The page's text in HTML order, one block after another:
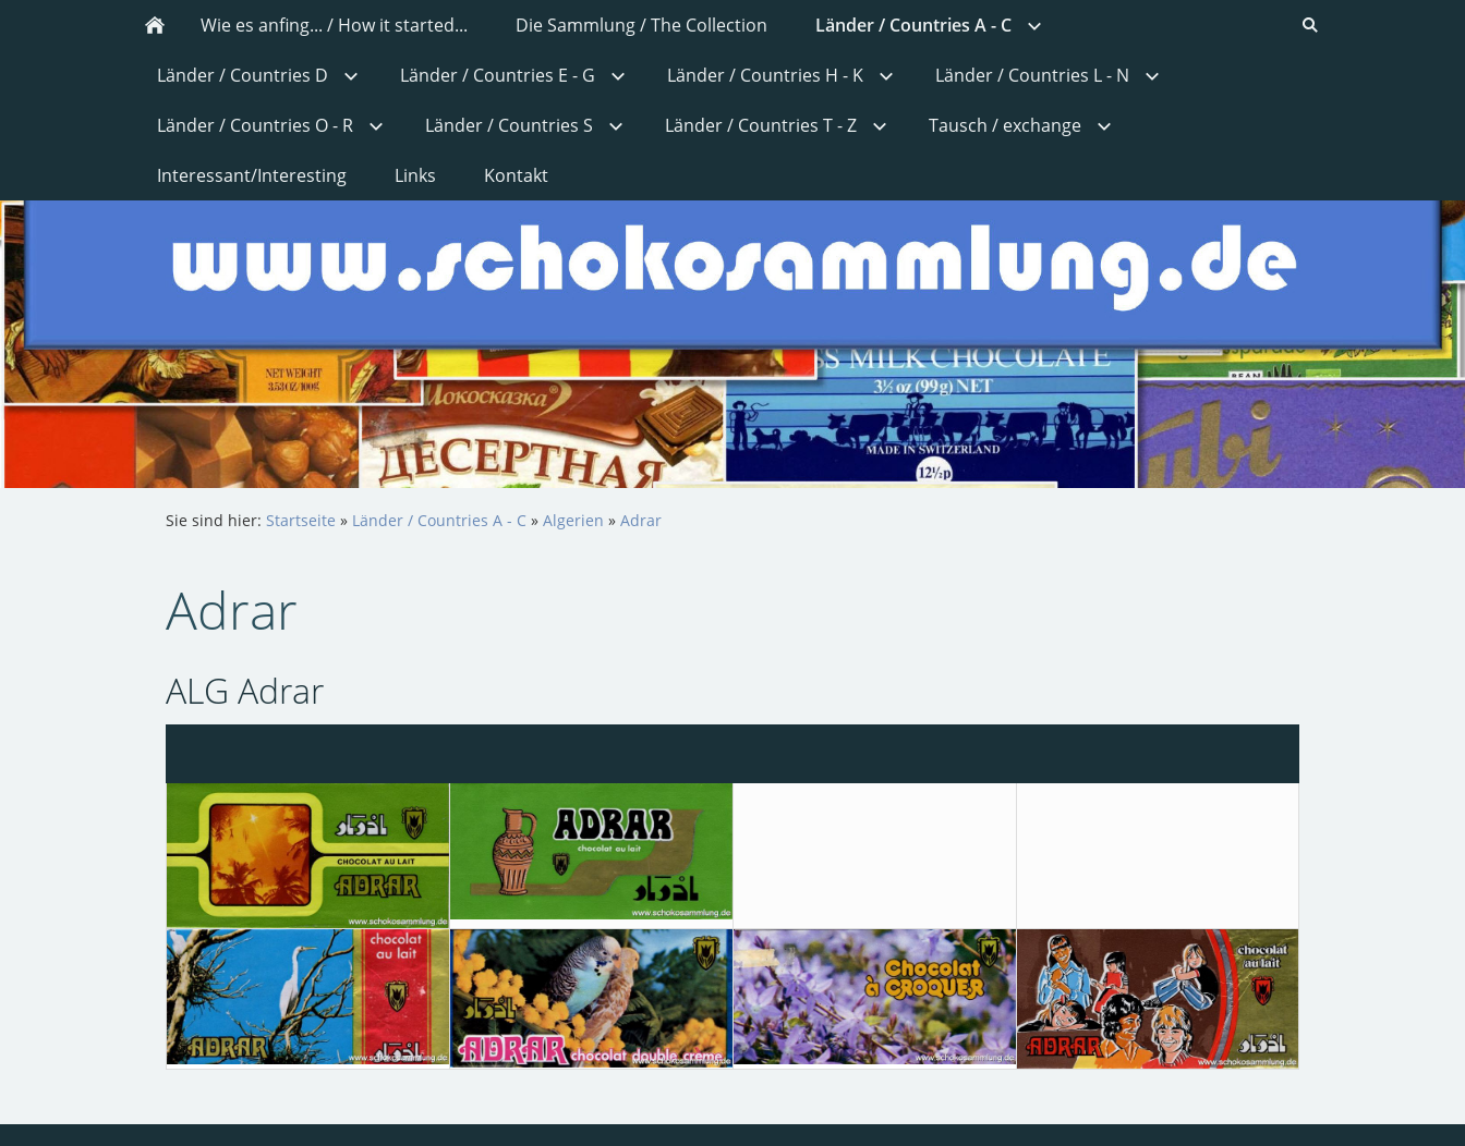
Wie es anfing... / How it started... Die Sammlung / The Collection Länder / Countries A - C
Länder / Countries D Länder / Countries E - G Länder / Countries H - K Länder / Countries L - N
Länder / Countries O - R Länder / Countries S Länder / Countries T - Z Tausch / exchange
Interessant/Interesting Links Kontakt
Sie sind hier: Startseite » Länder / Countries A - C » Algerien » Adrar
Adrar
ALG Adrar